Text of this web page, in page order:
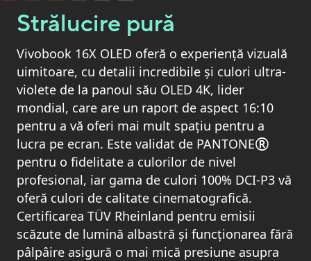
Strălucire pură
Vivobook 16X OLED oferă o experiență vizuală
uimitoare, cu detalii incredibile și culori ultra-
violete de la panoul său OLED 4K, lider
mondial, care are un raport de aspect 16:10
pentru a vă oferi mai mult spațiu pentru a
lucra pe ecran. Este validat de PANTONE®
pentru o fidelitate a culorilor de nivel
profesional, iar gama de culori 100% DCI-P3 vă
oferă culori de calitate cinematografică.
Certificarea TÜV Rheinland pentru emisii
scăzute de lumină albastră și funcționarea fără
pâlpâire asigură o mai mică presiune asupra